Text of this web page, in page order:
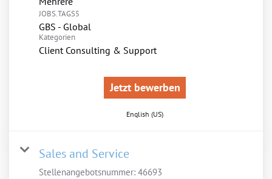
JOBS.TAGS5
GBS - Global
Kategorien
Client Consulting & Support
Jetzt bewerben
English (US)
Sales and Service
Stellenangebotsnummer: 46693